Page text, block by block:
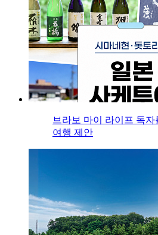
브라보 마이 라이프 독
여행 제안